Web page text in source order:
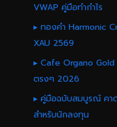
VWAP คู่มือทำกำไร
▸ ทองคำ Harmonic
XAU 2569
▸ Cafe Organo Gold
ตรงๆ 2026
▸ คู่มือฉบับสมบูรณ์ คา
สำหรับนักลงทุน